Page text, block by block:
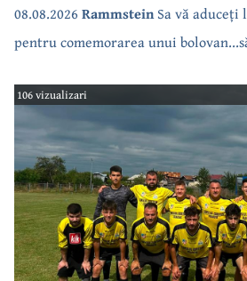
bea apa de la robinet.Asta as intreba
08.08.2026 RammsteinSa vă aduceți
pentru comemorarea unui
106 vizualizari